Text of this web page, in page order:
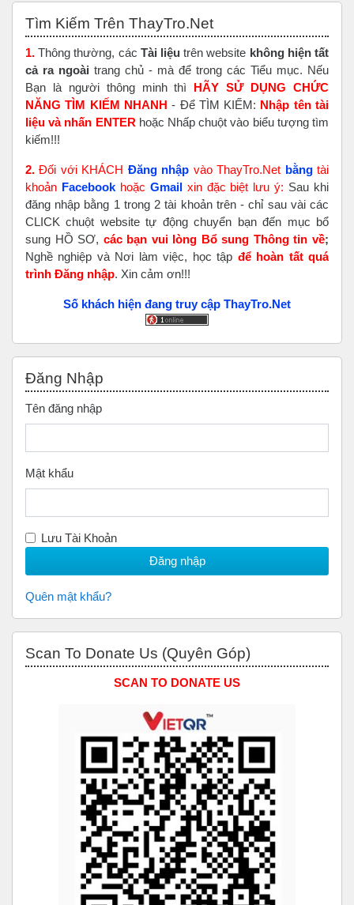
Tìm Kiếm Trên ThayTro.Net
1. Thông thường, các Tài liệu trên website không hiện tất
cả ra ngoài trang chủ - mà để trong các Tiểu mục. Nếu
Bạn là người thông minh thì HÃY SỬ DỤNG CHỨC
NĂNG TÌM KIẾM NHANH - Để TÌM KIẾM: Nhập tên tài
liệu và nhấn ENTER hoặc Nhấp chuột vào biểu tượng tìm
kiếm!!!
2. Đối với KHÁCH Đăng nhập vào ThayTro.Net bằngtài
khoản Facebook hoặc Gmailxin đặc biệt lưu ý: Sau khi
đăng nhập bằng 1 trong 2 tài khoản trên - chỉ sau vài các
CLICK chuột website tự động chuyển bạn đến mục bổ
sung HỒ SƠ, các bạn vui lòng Bổ sung Thông tin về;
Nghề nghiệp và Nơi làm việc, học tập để hoàn tấtquá
trình Đăng nhập. Xin cảm ơn!!!
Số khách hiện đang truy cập ThayTro.Net
Đăng Nhập
Tên đăng nhập
Mật khẩu
Lưu Tài Khoản
Quên mật khẩu?
Scan To Donate Us (Quyên Góp)
SCAN TO DONATE US